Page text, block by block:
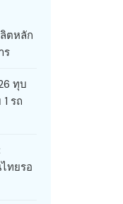
ตหลัก
ร
ทุบ
รถ
ทยรอ